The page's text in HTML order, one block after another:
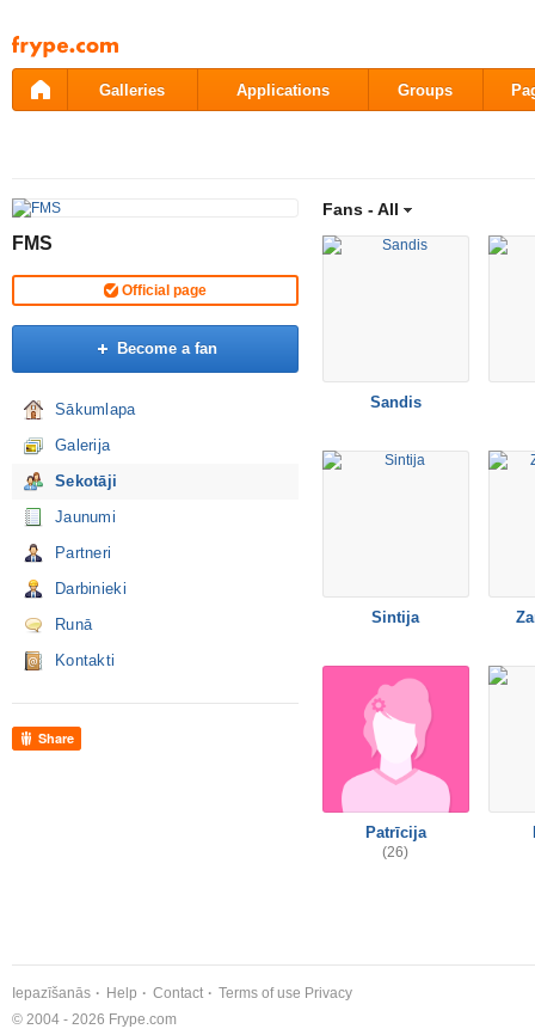
Pāriet
uz
saturu
Galleries Applications Groups
FMS
Official page
Become a fan
Sākumlapa
Galerija
Sekotāji
Jaunumi
Partneri
Darbinieki
Runā
Kontakti
Share
Fans -All
Sandis
Sintija
Patrīcija
(26)
Iepazīšanās Help Contact Terms of use Privacy
© 2004 - 2026 Frype.com